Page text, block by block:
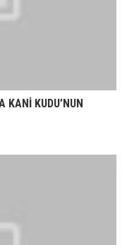
KANİ KUDU’NUN